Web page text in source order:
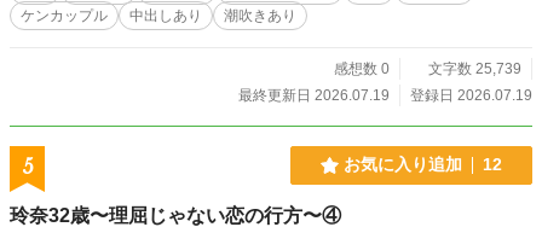
ケンカップル
中出しあり 潮吹きあり
感想数 0
文字数 25,739
最終更新日 2026.07.19
登録日 2026.07.19
5 お気に入り追加 12
玲奈32歳〜理屈じゃない恋の行方〜④